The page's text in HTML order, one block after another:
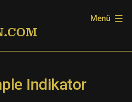
Menü
Indikator